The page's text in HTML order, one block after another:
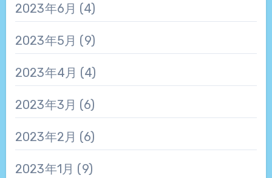
2023年6月 (4)
2023年5月 (9)
2023年4月 (4)
2023年3月 (6)
2023年2月 (6)
2023年1月 (9)